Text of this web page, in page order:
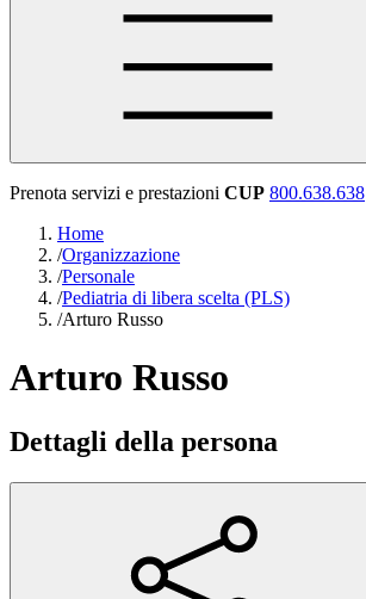
Prenota servizi e prestazioni CUP 800.638.638
Home
/Organizzazione
/Personale
/Pediatria di libera scelta (PLS)
/Arturo Russo
Arturo Russo
Dettagli della persona